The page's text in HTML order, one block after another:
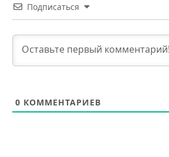
Подписаться
0 КОММЕНТАРИЕВ